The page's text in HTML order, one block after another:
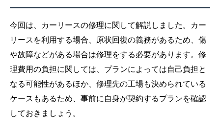
今回は、カーリースの修理に関して解説しました。カー
リースを利用する場合、原状回復の義務があるため、傷
や故障などがある場合は修理をする必要があります。修
理費用の負担に関しては、プランによっては自己負担と
なる可能性があるほか、修理先の工場も決められている
ケースもあるため、事前に自身が契約するプランを確認
しておきましょう。